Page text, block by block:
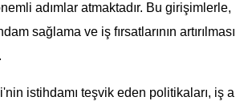
adımlar atmaktadır. Bu girişimlerle,
sağlama ve iş fırsatlarının artırılması
istihdamı teşvik eden politikaları, iş a